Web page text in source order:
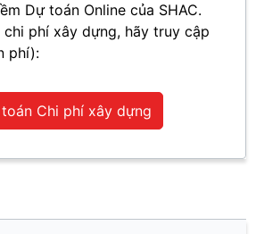
Dự toán Online của SHAC.
phí xây dựng, hãy truy cập
phí):
Chi phí xây dựng